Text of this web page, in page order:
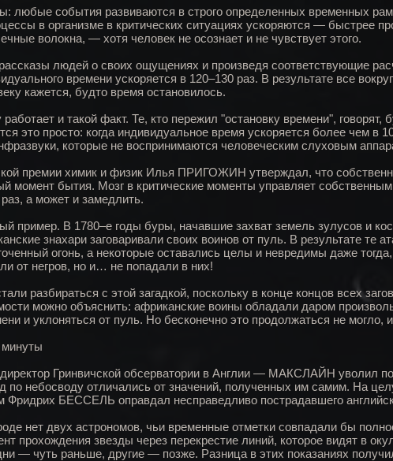
любые события развиваются в строго определенных временных
в организме в критических ситуациях ускоряются — быстрее
волокна, — хотя человек не осознает и не чувствует этого.
людей о своих ощущениях и произведя соответствующие
времени ускоряется в 120–130 раз. В результате все
кажется, будто время остановилось.
работает и такой факт. Те, кто пережил "остановку времени", говорят,
это просто: когда индивидуальное время ускоряется более чем в
которые не воспринимаются человеческим слуховым
премии химик и физик Илья ПРИГОЖИН утверждал, что
момент бытия. Мозг в критические моменты управляет
а может и замедлить.
пример. В 1780–е годы буры, начавшие захват земель зулусов и
знахари заговаривали своих воинов от пуль. В результате те
огонь, а некоторые оставались целы и невредимы даже
от негров, но и… не попадали в них!
разбираться с этой загадкой, поскольку в конце концов всех
можно объяснить: африканские воины обладали даром
и уклоняться от пуль. Но бесконечно это продолжаться не могло,
Гринвичской обсерватории в Англии — МАКСЛАЙН уволил
по небосводу отличались от значений, полученных им самим. На
Фридрих БЕССЕЛЬ оправдал несправедливо пострадавшего
нет двух астрономов, чьи временные отметки совпадали бы
прохождения звезды через перекрестие линий, которое видят в
— чуть раньше, другие — позже. Разница в этих показаниях